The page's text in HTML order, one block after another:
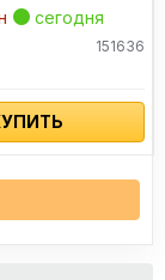
сегодня
151636